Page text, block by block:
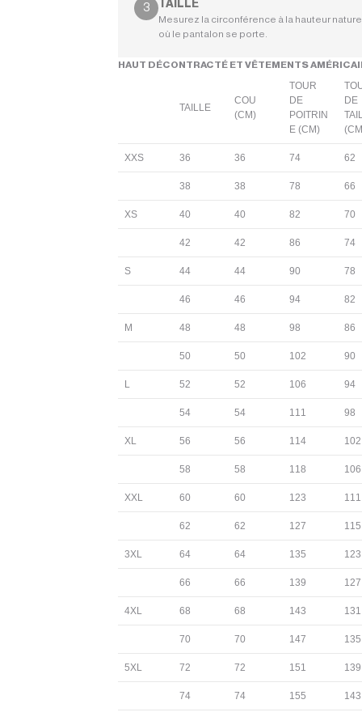
TAILLE
Mesurez la circonférence à la hauteur
où le pantalon se porte.
HAUT DÉCONTRACTÉ ET VÊTEMENTS
TAILLE
COU
(CM)
TOUR
DE
POITRIN
E (CM)
DE
XXS 36 36 74 62
38 38 78 66
XS 40 40 82 70
42 42 86 74
S 44 44 90 78
46 46 94 82
M 48 48 98 86
50 50 102 90
L 52 52 106 94
54 54 111 98
XL 56 56 114 102
58 58 118 106
XXL 60 60 123 111
62 62 127 115
3XL 64 64 135 123
66 66 139 127
4XL 68 68 143 131
70 70 147 135
5XL 72 72 151 139
74 74 155 143